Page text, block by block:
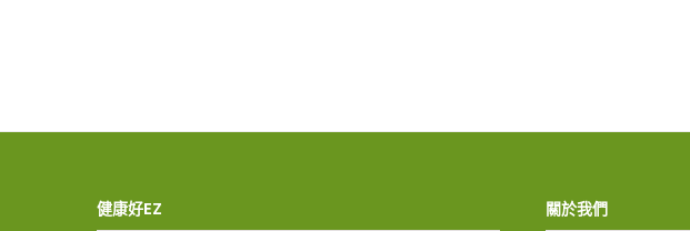
健康好EZ 關於我們